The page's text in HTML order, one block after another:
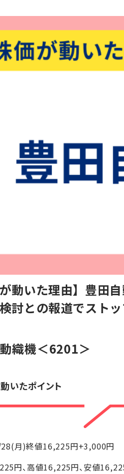
が動いた理由】豊
討との報道でスト
織機＜6201＞
いたポイント
月)終値16,225円+3,000円
円、高値16,225円、安値